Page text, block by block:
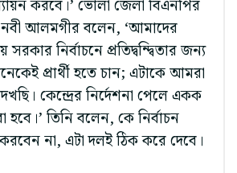
করবে।’ ভোলা জেলা বিএনপির
আলমগীর বলেন, ‘আমাদের
সরকার নির্বাচনে প্রতিদ্বন্দ্বিতার জন্য
প্রার্থী হতে চান; এটাকে আমরা
কেন্দ্রের নির্দেশনা পেলে একক
হবে।’ তিনি বলেন, কে নির্বাচন
না, এটা দলই ঠিক করে দেবে।